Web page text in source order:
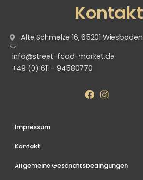
Kontakt
Alte Schmelze 16, 65201 Wiesbaden
info@street-food-market.de
+49 (0) 611 - 94580770
Impressum
Kontakt
Allgemeine Geschäftsbedingungen